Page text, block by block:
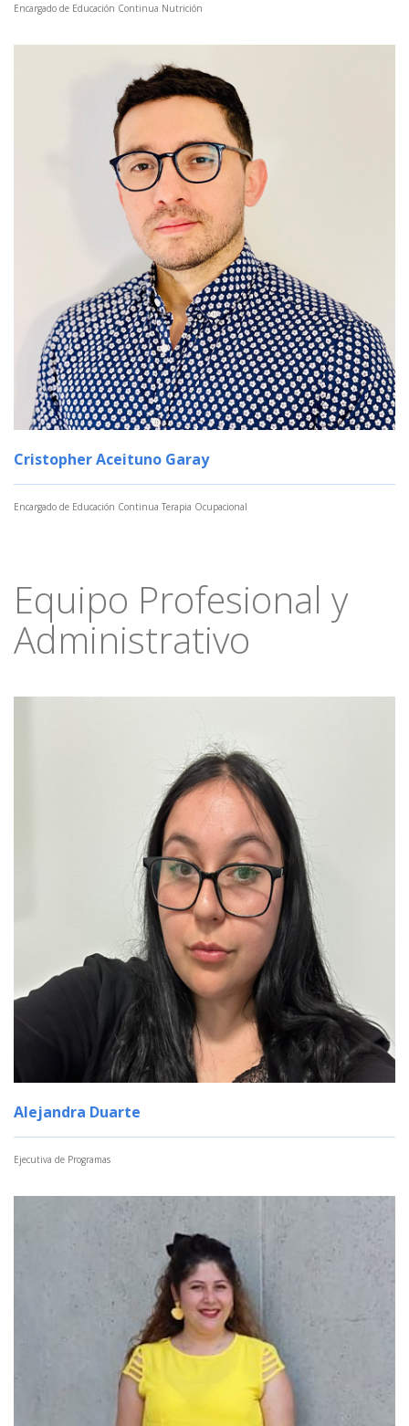
Encargado de Educación Continua Nutrición
Cristopher Aceituno Garay
Encargado de Educación Continua Terapia Ocupacional
Equipo Profesional y
Administrativo
Alejandra Duarte
Ejecutiva de Programas